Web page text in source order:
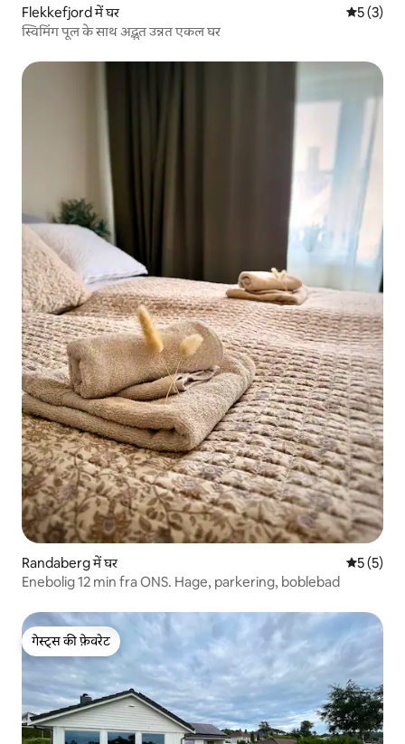
Flekkefjord में घर औसत रेटिंग
5 (3)
स्विमिंग पूल के साथ अद्भुत उन्नत एकल घर
Randaberg में घर औसत रेटिंग
5 (5)
Enebolig 12 min fra ONS. Hage, parkering, boblebad
गेस्ट्स की फ़ेवरेट
गेस्ट्स की फ़ेवरेट